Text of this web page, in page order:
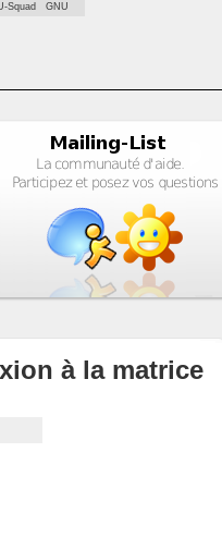
Squad GNU
à la matrice